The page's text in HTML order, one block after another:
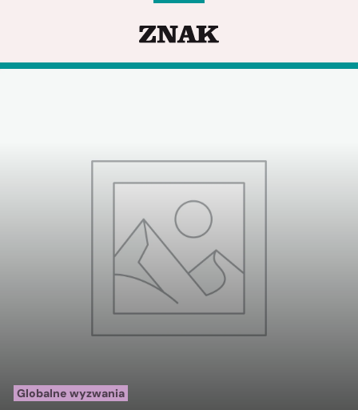
Globalne wyzwania